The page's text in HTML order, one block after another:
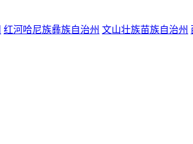
红河哈尼族彝族自治州 文山壮族苗族自治州